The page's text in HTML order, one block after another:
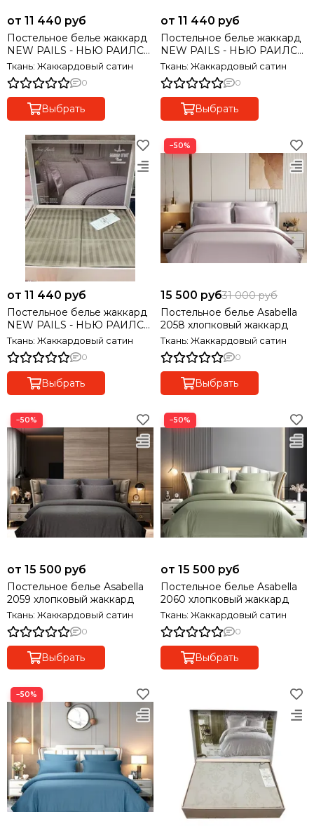
от 11 440 руб
Постельное белье жаккард
NEW PAILS - НЬЮ РАИЛС
антрацит MAISON D'OR
Турция
Ткань: Жаккардовый сатин
0
Выбрать
от 11 440 руб
Постельное белье жаккард
NEW PAILS - НЬЮ РАИЛС
роза MAISON D'OR Турция
Ткань: Жаккардовый сатин
0
Выбрать
от 11 440 руб
Постельное белье жаккард
NEW PAILS - НЬЮ РАИЛС
олива MAISON D'OR Турция
Ткань: Жаккардовый сатин
0
Выбрать
−50%
15 500 руб31 000 руб
Постельное белье Asabella
2058 хлопковый жаккард
Ткань: Жаккардовый сатин
0
Выбрать
−50%
от 15 500 руб
Постельное белье Asabella
2059 хлопковый жаккард
Ткань: Жаккардовый сатин
0
Выбрать
−50%
от 15 500 руб
Постельное белье Asabella
2060 хлопковый жаккард
Ткань: Жаккардовый сатин
0
Выбрать
−50%